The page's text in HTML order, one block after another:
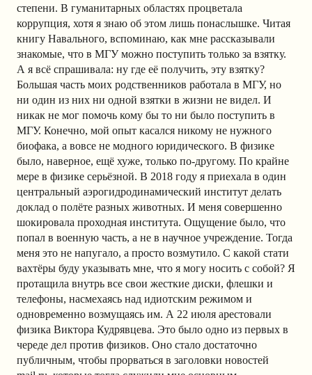
степени. В гуманитарных областях процветала
коррупция, хотя я знаю об этом лишь понаслышке. Читая
книгу Навального, вспоминаю, как мне рассказывали
знакомые, что в МГУ можно поступить только за взятку.
А я всё спрашивала: ну где её получить, эту взятку?
Большая часть моих родственников работала в МГУ, но
ни один из них ни одной взятки в жизни не видел. И
никак не мог помочь кому бы то ни было поступить в
МГУ. Конечно, мой опыт касался никому не нужного
биофака, а вовсе не модного юридического. В физике
было, наверное, ещё хуже, только по-другому. По крайне
мере в физике серьёзной. В 2018 году я приехала в один
центральный аэрогидродинамический институт делать
доклад о полёте разных животных. И меня совершенно
шокировала проходная института. Ощущение было, что
попал в военную часть, а не в научное учреждение. Тогда
меня это не напугало, а просто возмутило. С какой стати
вахтёры буду указывать мне, что я могу носить с собой? Я
протащила внутрь все свои жесткие диски, флешки и
телефоны, насмехаясь над идиотским режимом и
одновременно возмущаясь им. А 22 июля арестовали
физика Виктора Кудрявцева. Это было одно из первых в
череде дел против физиков. Оно стало достаточно
публичным, чтобы прорваться в заголовки новостей